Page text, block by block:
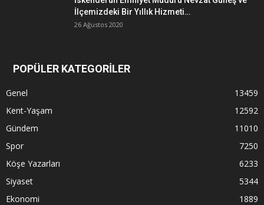
İlçemizdeki Bir Yıllık Hizmeti…
26 Ağustos 2020
POPÜLER KATEGORİLER
Genel
13459
Kent-Yaşam
12592
Gündem
11010
Spor
7250
Köşe Yazarları
6233
Siyaset
5344
Ekonomi
1889